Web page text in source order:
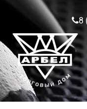
Перейти к
Перейти к 8